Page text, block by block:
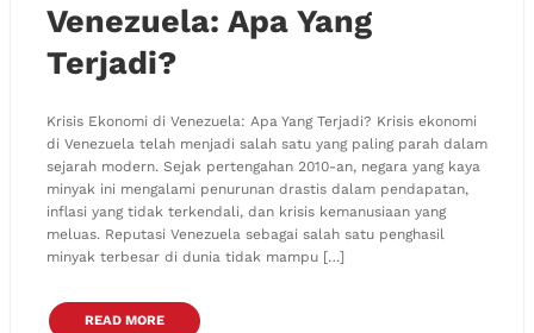
Venezuela: Apa Yang
Terjadi?
Krisis Ekonomi di Venezuela: Apa Yang Terjadi? Krisis ekonomi
di Venezuela telah menjadi salah satu yang paling parah dalam
sejarah modern. Sejak pertengahan 2010-an, negara yang kaya
minyak ini mengalami penurunan drastis dalam pendapatan,
inflasi yang tidak terkendali, dan krisis kemanusiaan yang
meluas. Reputasi Venezuela sebagai salah satu penghasil
minyak terbesar di dunia tidak mampu […]
READ MORE